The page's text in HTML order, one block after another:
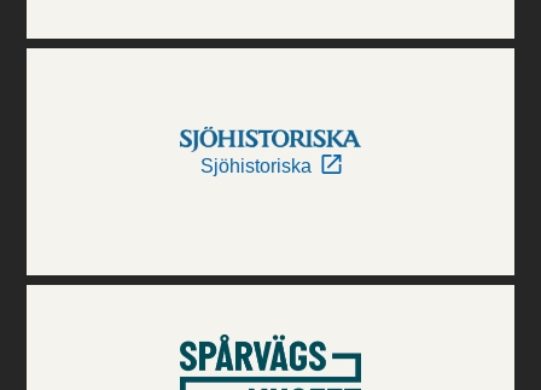
Sjöhistoriska